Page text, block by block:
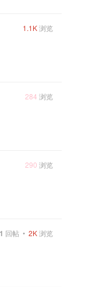
1.1K浏览
284 浏览
290 浏览
1 回帖 •2K浏览